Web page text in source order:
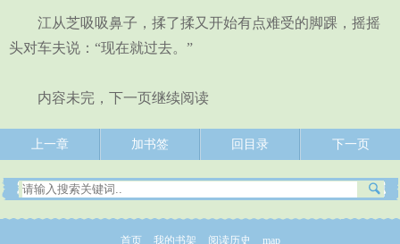
江从芝吸吸鼻子，揉了揉又开始有点难受的脚踝，摇摇
头对车夫说：“现在就过去。”
内容未完，下一页继续阅读
上一章 加书签 回目录 下一页
首页 我的书架 阅读历史 map